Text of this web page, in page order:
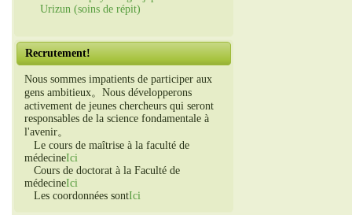
Urizun (soins de répit)
Recrutement!
Nous sommes impatients de participer aux
gens ambitieux。Nous développerons
activement de jeunes chercheurs qui seront
responsables de la science fondamentale à
l'avenir。
Le cours de maîtrise à la faculté de
médecineIci
Cours de doctorat à la Faculté de
médecineIci
Les coordonnées sontIci